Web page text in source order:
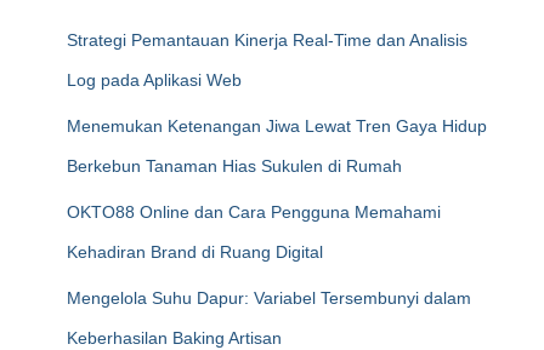
Strategi Pemantauan Kinerja Real-Time dan Analisis
Log pada Aplikasi Web
Menemukan Ketenangan Jiwa Lewat Tren Gaya Hidup
Berkebun Tanaman Hias Sukulen di Rumah
OKTO88 Online dan Cara Pengguna Memahami
Kehadiran Brand di Ruang Digital
Mengelola Suhu Dapur: Variabel Tersembunyi dalam
Keberhasilan Baking Artisan